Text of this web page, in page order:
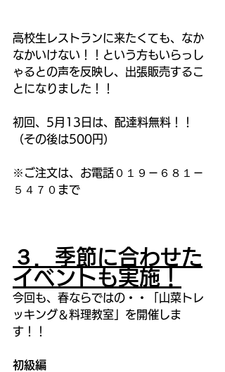
高校生レストランに来たくても、なか
なかいけない！！という方もいらっし
ゃるとの声を反映し、出張販売するこ
とになりました！！
初回、5月13日は、配達料無料！！
（その後は500円）
※ご注文は、お電話０１９－６８１－
５４７０まで
３．季節に合わせた
イベントも実施！
今回も、春ならではの・・「山菜トレ
ッキング＆料理教室」を開催しま
す！！
初級編